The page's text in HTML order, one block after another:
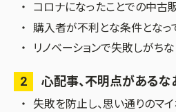
コロナになったことでの中古
購入者が不利とな条件となっ
リノベーションで失敗しがちな
2 心配事、不明点があるな
失敗を防止し、思い通りのマ